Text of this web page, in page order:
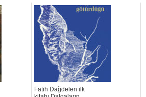
Fatih Dağdelen ilk